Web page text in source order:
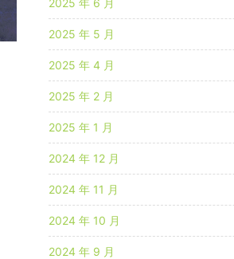
2025 年 6 月
2025 年 5 月
2025 年 4 月
2025 年 2 月
2025 年 1 月
2024 年 12 月
2024 年 11 月
2024 年 10 月
2024 年 9 月